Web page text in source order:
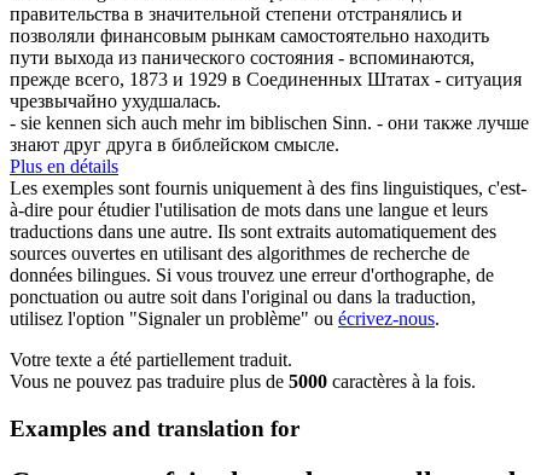
правительства в значительной степени отстранялись и
позволяли финансовым рынкам самостоятельно находить
пути выхода из панического состояния - вспоминаются,
прежде всего, 1873 и 1929 в Соединенных Штатах - ситуация
чрезвычайно ухудшалась.
- sie kennen sich auch mehr im biblischen Sinn. - они также лучше
знают друг друга в библейском смысле.
Plus en détails
Les exemples sont fournis uniquement à des fins linguistiques, c'est-
à-dire pour étudier l'utilisation de mots dans une langue et leurs
traductions dans une autre. Ils sont extraits automatiquement des
sources ouvertes en utilisant des algorithmes de recherche de
données bilingues. Si vous trouvez une erreur d'orthographe, de
ponctuation ou autre soit dans l'original ou dans la traduction,
utilisez l'option "Signaler un problème" ou écrivez-nous.
Votre texte a été partiellement traduit.
Vous ne pouvez pas traduire plus de 5000 caractères à la fois.
Examples and translation for